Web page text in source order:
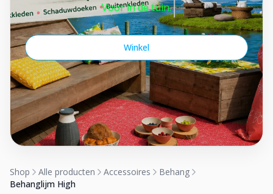
Voor in de tuin.
Winkel
Shop Alle producten Accessoires
Behang
Behanglijm High